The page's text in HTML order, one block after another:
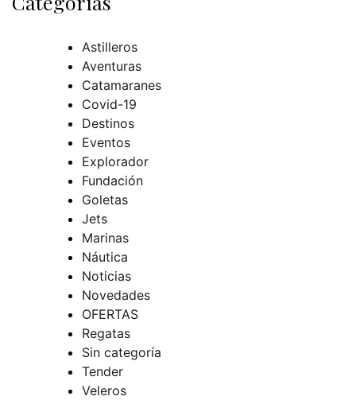
Astilleros
Aventuras
Catamaranes
Covid-19
Destinos
Eventos
Explorador
Fundación
Goletas
Jets
Marinas
Náutica
Noticias
Novedades
OFERTAS
Regatas
Sin categoría
Tender
Veleros